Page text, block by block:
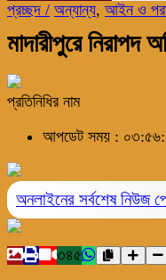
প্রচ্ছদ / অন্যান্য, আইন ও
মাদারীপুরে নিরাপদ
প্রতিনিধির নাম
আপডেট সময় :
অনলাইনের সর্বশেষ নিউজ
৩৪৫